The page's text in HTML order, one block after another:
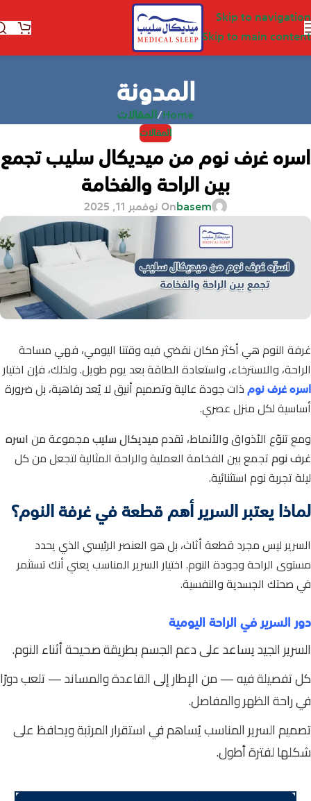
Skip to navigation
Skip to main content
المدونة
Home
/المقالات
المقالات
اسره غرف نوم من ميديكال سليب تجمع
بين الراحة والفخامة
basemOn نوفمبر 11, 2025
غرفة النوم هي أكثر مكان نقضي فيه وقتنا اليومي، فهي مساحة
الراحة، والاسترخاء، واستعادة الطاقة بعد يوم طويل.ولذلك، فإن اختيار
اسره غرف نومذات جودة عالية وتصميم أنيق لا يُعد رفاهية، بل ضرورة
أساسية لكل منزل عصري.
ومع تنوّع الأذواق والأنماط، تقدمميديكال سليبمجموعة مناسره
غرف نومتجمع بين الفخامة العملية والراحة المثالية لتجعل من كل
ليلة تجربة نوم استثنائية.
لماذا يعتبر السرير أهم قطعة في غرفة النوم؟
السرير ليس مجرد قطعة أثاث، بل هو العنصر الرئيسي الذي يحدد
مستوى الراحة وجودة النوم. اختيار السرير المناسب يعني أنك تستثمر
في صحتك الجسدية والنفسية.
دور السرير في الراحة اليومية
السرير الجيد يساعد على دعم الجسم بطريقة صحيحة أثناء النوم.
كل تفصيلة فيه — من الإطار إلى القاعدة والمساند — تلعب دورًا
في راحة الظهر والمفاصل.
تصميم السرير المناسب يُساهم في استقرار المرتبة ويحافظ على
شكلها لفترة أطول.